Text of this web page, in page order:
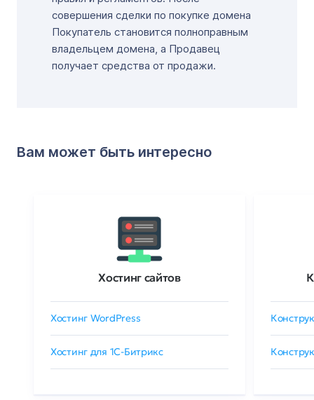
совершения сделки по покупке домена
Покупатель становится полноправным
владельцем домена, а Продавец
получает средства от продажи.
Вам может быть интересно
Хостинг сайтов
Хостинг WordPress
Хостинг для 1C-Битрикс